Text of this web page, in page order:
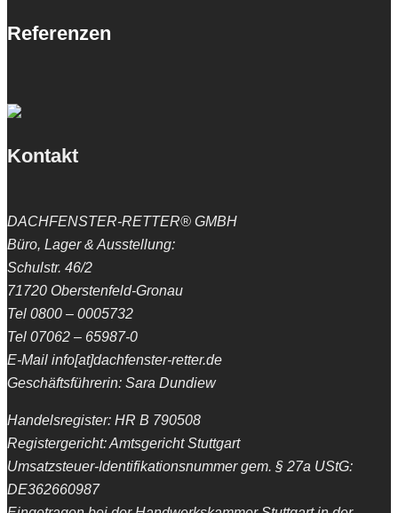
Referenzen
Kontakt
DACHFENSTER-RETTER® GMBH
Büro, Lager & Ausstellung:
Schulstr. 46/2
71720 Oberstenfeld-Gronau
Tel 0800 – 0005732
Tel 07062 – 65987-0
E-Mail info[at]dachfenster-retter.de
Geschäftsführerin: Sara Dundiew
Handelsregister: HR B 790508
Registergericht: Amtsgericht Stuttgart
Umsatzsteuer-Identifikationsnummer gem. § 27a UStG:
DE362660987